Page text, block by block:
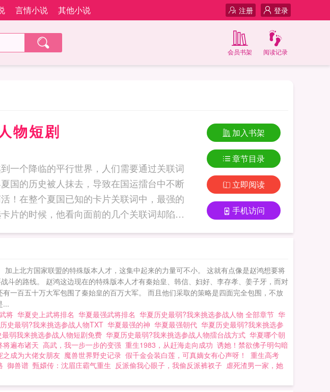
言情小说 其他小说 登录
注册
阅读记录
会员书架
物短剧
一个降临的平行世界，人们需要通过关联词
国的历史被人抹去，导致在国运擂台中不断
！在整个夏国已知的卡片关联词中，最强的
片的时候，他看向面前的几个关联词却陷入
冠以战神这个称号，绝对是他们夏国崛起的
加入书架
章节目录
立即阅读
手机访问
上北方国家联盟的特殊版本人才，这集中起来的力量可不小。 这就有点像是赵鸿想要将
的路线。 赵鸿这边现在的特殊版本人才有秦始皇、韩信、妇好、李存孝、姜子牙，而对
一百五十万大军包围了秦始皇的百万大军。 而且他们采取的策略是四面完全包围，不放
...
将 华夏史上武将排名 华夏最强武将排名 华夏历史最弱?我来挑选参战人物 全部章节 华
史最弱?我来挑选参战人物TXT 华夏最强的神 华夏最强朝代 华夏历史最弱?我来挑选参
弱我来挑选参战人物短剧免费 华夏历史最弱?我来挑选参战人物擂台战方式 华夏哪个朝
将遍布诸天 高武，我一步一步的变强 重生1983，从赶海走向成功 诱她！禁欲佛子明勾暗
之成为大佬女朋友 魔兽世界野史记录 假千金会装白莲，可真嫡女有心声呀！
重生高考
御兽谱 甄嬛传：沈眉庄霸气重生 反派偷我心眼子，我偷反派裤衩子 虐死渣男一家，她